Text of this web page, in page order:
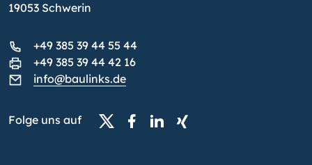
19053 Schwerin
+49 385 39 44 55 44
+49 385 39 44 42 16
info@baulinks.de
Folge uns auf